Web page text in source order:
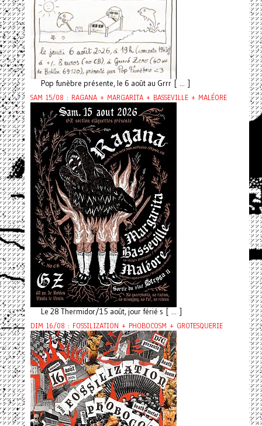
Pop funèbre présente, le 6 août au Grrr [ ... ]
SAM 15/08 : RAGANA + MARGARITA + BASSEVILLE + MALÉORE
Le 28 Thermidor/15 août, jour férié s [ ... ]
DIM 16/08 : FOSSILIZATION + PHOBOCOSM + GROTESQUERIE